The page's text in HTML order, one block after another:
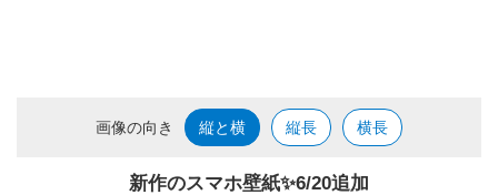
画像の向き 縦と横 縦長 横長
新作のスマホ壁紙✨️6/20追加